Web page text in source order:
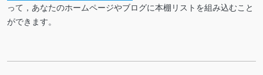
って，あなたのホームページやブログに本棚リストを組み込むこと
ができます。